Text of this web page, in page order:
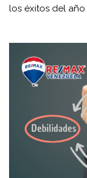
los éxitos del